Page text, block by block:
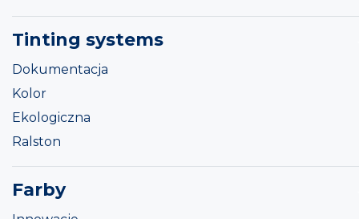
Tinting systems
Dokumentacja
Kolor
Ekologiczna
Ralston
Farby